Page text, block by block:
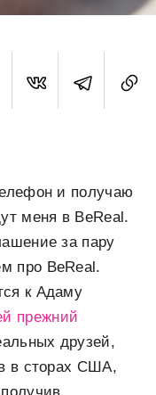
и получаю
меня в BeReal.
за пару
про BeReal.
к Адаму
прежний
друзей,
в сторах США,